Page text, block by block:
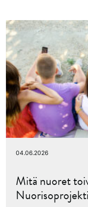
04.06.2026
Mitä nuoret